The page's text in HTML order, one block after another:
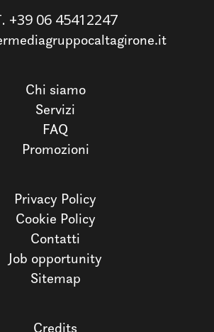
+39 06 45412247
Chi siamo
Servizi
FAQ
Promozioni
Privacy Policy
Cookie Policy
Contatti
Job opportunity
Sitemap
Credits